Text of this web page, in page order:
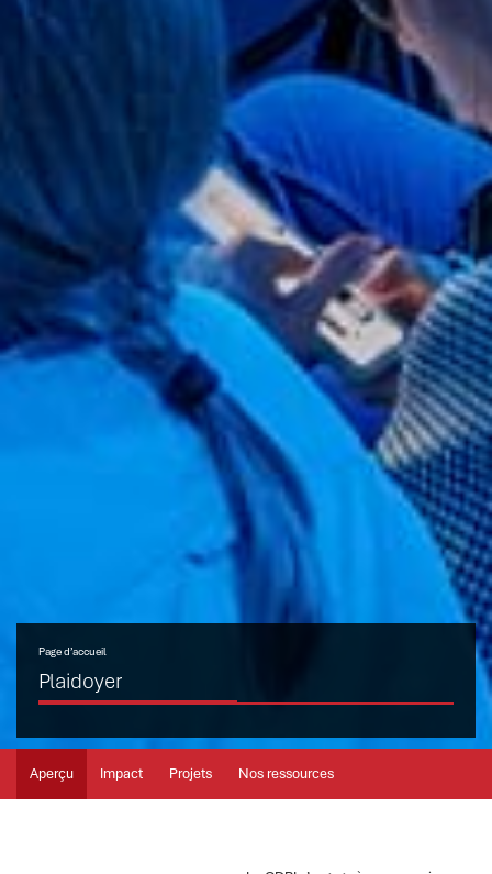
Page d’accueil
Plaidoyer
Aperçu Impact Projets Nos ressources